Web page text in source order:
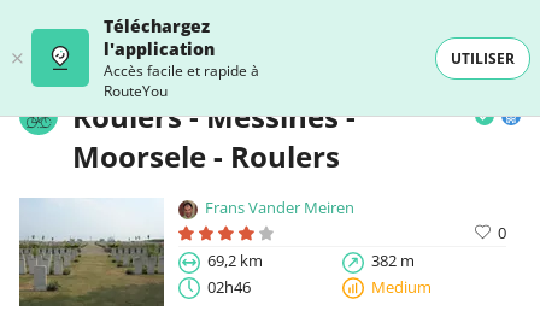
Téléchargez
l'application
Accès facile et rapide à
RouteYou
UTILISER
Roulers - Messines -
Moorsele - Roulers
Frans Vander Meiren
0
69,2 km
382 m
02h46
Medium